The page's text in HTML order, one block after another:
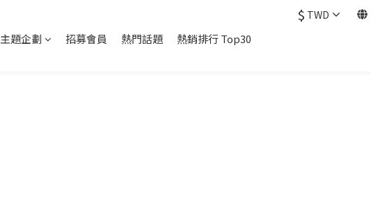
$ TWD
主題企劃 招募會員 熱門話題 熱銷排行 Top30